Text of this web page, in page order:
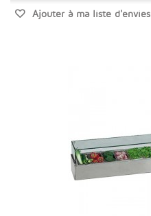
Ajouter à ma liste d'envies